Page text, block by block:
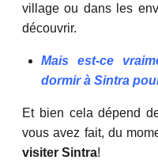
village ou dans les
découvrir.
Mais est-ce
dormir à Sintra
Et bien cela dépend
vous avez fait, du
visiter Sintra!